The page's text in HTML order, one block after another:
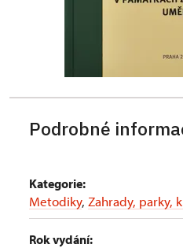
Podrobné
Kategorie:
Metodiky, Zahrady, parky,
Rok vydání: